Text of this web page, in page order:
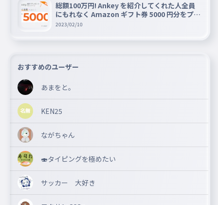
総額100万円! Ankey を紹介してくれた人全員
にもれなく Amazon ギフト券 5000 円分をプレ
ゼントキャンペーン!!
2023/02/10
おすすめのユーザー
あまをと。
KEN25
ながちゃん
🍣タイピングを極めたい
サッカー 大好き